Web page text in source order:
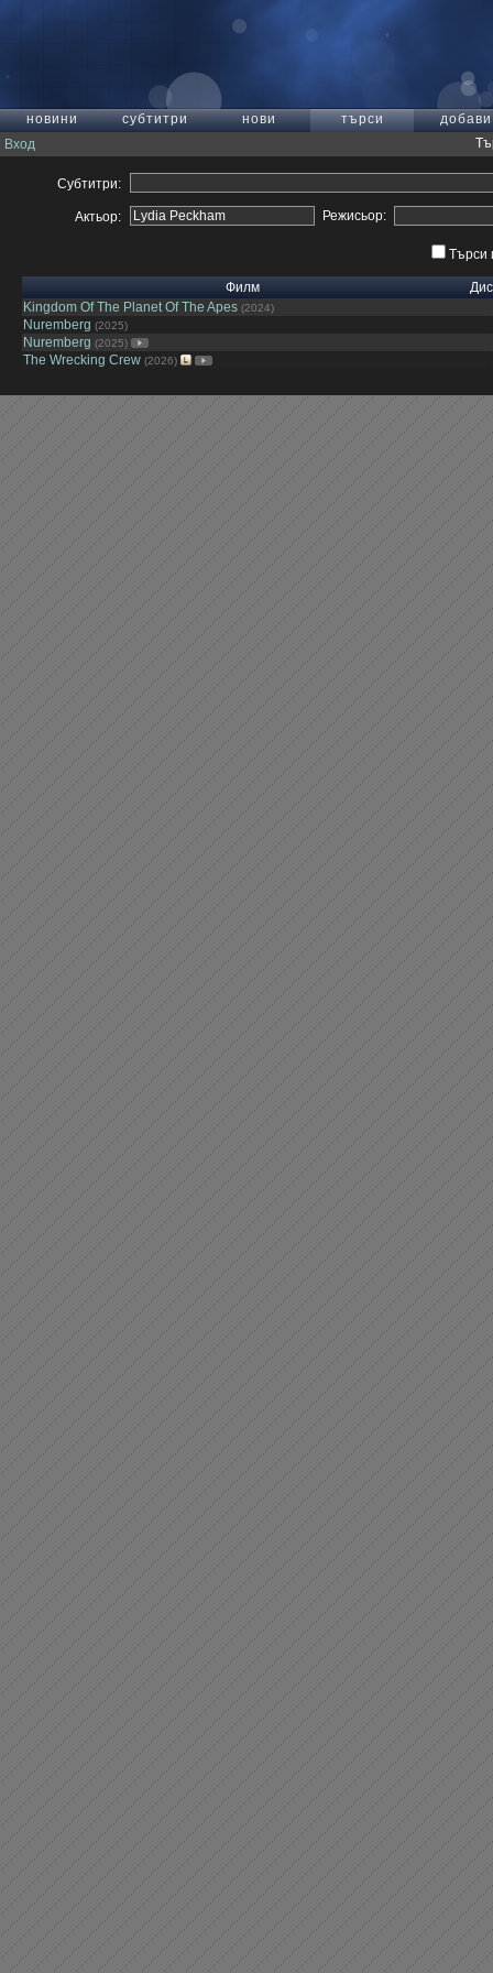
новини субтитри нови търси
добави
Вход
Субтитри:
Актьор: Режисьор:
Търси
Филм
Kingdom Of The Planet Of The Apes (2024)
Nuremberg (2025)
Nuremberg (2025)
The Wrecking Crew (2026)